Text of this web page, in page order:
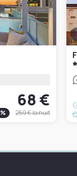
68 €
% 259 €la nuit